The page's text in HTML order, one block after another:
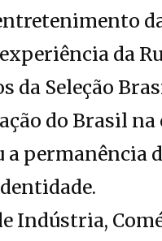
da
da Seleção
do Brasil na
permanência
Indústria,